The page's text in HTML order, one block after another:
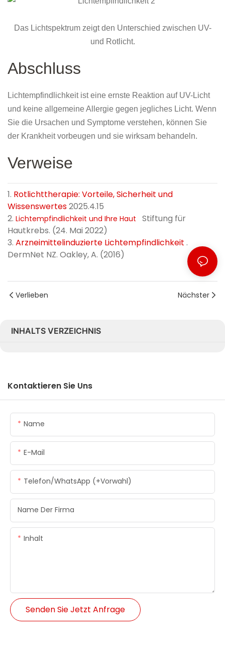
Das Lichtspektrum zeigt den Unterschied zwischen UV-
und Rotlicht.
Abschluss
Lichtempfindlichkeit ist eine ernste Reaktion auf UV-Licht
und keine allgemeine Allergie gegen jegliches Licht. Wenn
Sie die Ursachen und Symptome verstehen, können Sie
der Krankheit vorbeugen und sie wirksam behandeln.
Verweise
1. Rotlichttherapie: Vorteile, Sicherheit und
Wissenswertes2025.4.15
2. Lichtempfindlichkeit und Ihre Haut
Stiftung für
Hautkrebs. (24. Mai 2022)
3. Arzneimittelinduzierte Lichtempfindlichkeit .
DermNet NZ. Oakley, A. (2016)
Verlieben Nächster
INHALTS VERZEICHNIS
Kontaktieren Sie Uns
Name
E-Mail
Telefon/WhatsApp (+Vorwahl)
Name Der Firma
Inhalt
Senden Sie Jetzt Anfrage